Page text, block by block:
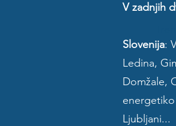
V zadnjih
Slovenija:
Ledina,
Domžale,
energetiko
Ljubljani...